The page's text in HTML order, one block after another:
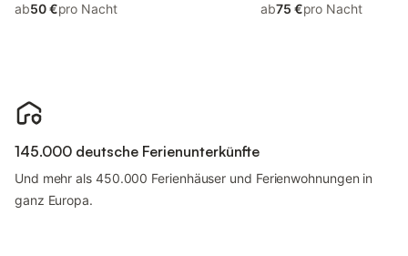
ab50 €pro Nacht
ab75 €pro Nacht
145.000 deutsche Ferienunterkünfte
Und mehr als 450.000 Ferienhäuser und Ferienwohnungen in
ganz Europa.